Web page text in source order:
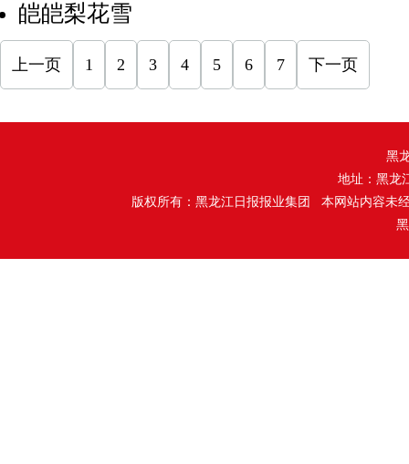
皑皑梨花雪
上一页 1 2 3 4 5 6 7 下一页
黑
地址：黑龙
版权所有：黑龙江日报报业集团 本网站内容未